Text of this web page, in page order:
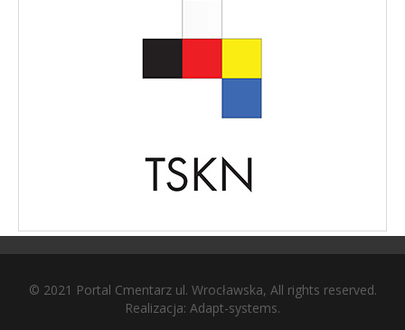
© 2021 Portal Cmentarz ul. Wrocławska, All rights reserved.
Realizacja: Adapt-systems.